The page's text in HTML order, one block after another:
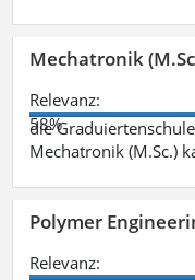
Mechatronik
Relevanz:
58%
die
Mechatronik (M.Sc.)
Polymer
Relevanz: